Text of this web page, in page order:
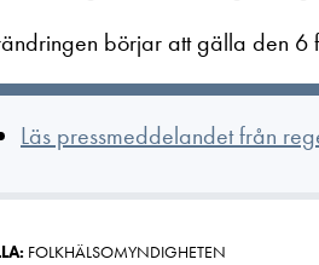
börjar att gälla den 6
Läs pressmeddelandet från
FOLKHÄLSOMYNDIGHETEN